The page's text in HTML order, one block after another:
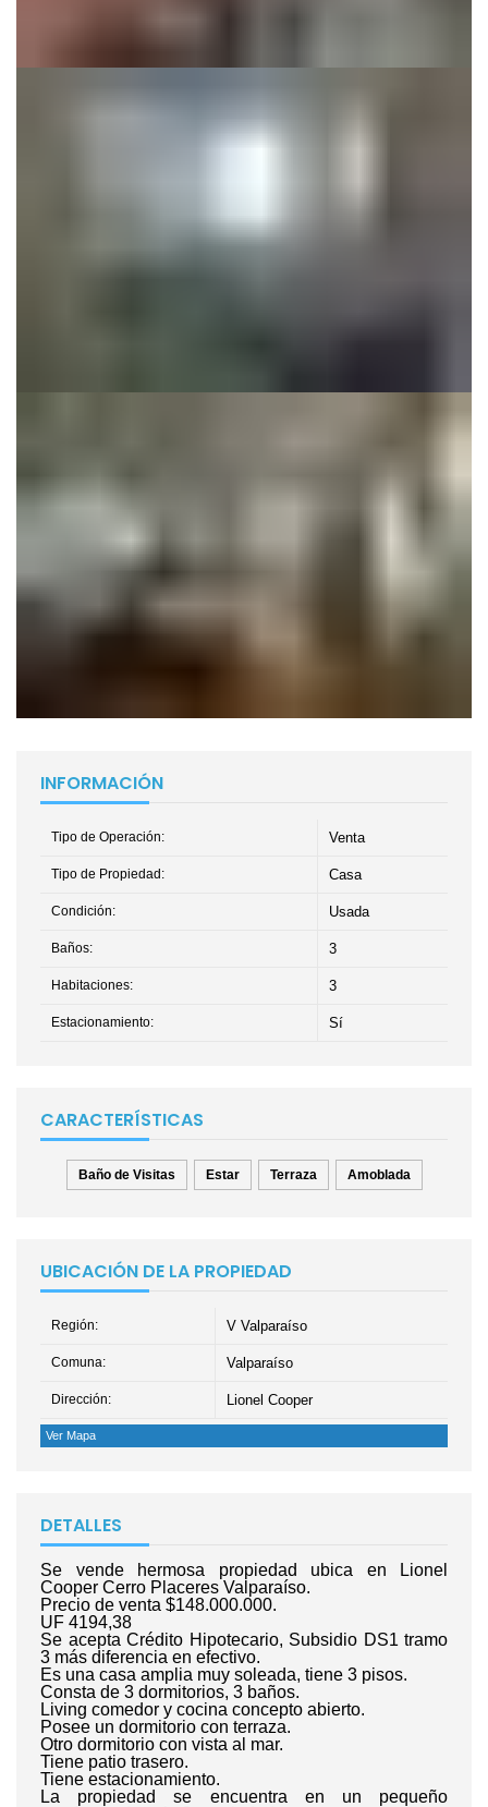
INFORMACIÓN
Tipo de Operación: Venta
Tipo de Propiedad: Casa
Condición: Usada
Baños: 3
Habitaciones: 3
Estacionamiento: Sí
CARACTERÍSTICAS
Baño de Visitas Estar Terraza Amoblada
UBICACIÓN DE LA PROPIEDAD
Región: V Valparaíso
Comuna: Valparaíso
Dirección: Lionel Cooper
Ver Mapa
DETALLES
Se vende hermosa propiedad ubica en Lionel
Cooper Cerro Placeres Valparaíso.
Precio de venta $148.000.000.
UF 4194,38
Se acepta Crédito Hipotecario, Subsidio DS1 tramo
3 más diferencia en efectivo.
Es una casa amplia muy soleada, tiene 3 pisos.
Consta de 3 dormitorios, 3 baños.
Living comedor y cocina concepto abierto.
Posee un dormitorio con terraza.
Otro dormitorio con vista al mar.
Tiene patio trasero.
Tiene estacionamiento.
La propiedad se encuentra en un pequeño